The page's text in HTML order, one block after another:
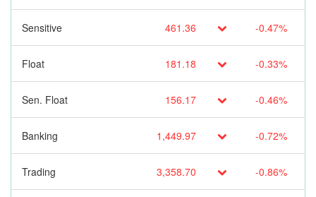
Sensitive 461.36 -0.47%
Float 181.18 -0.33%
Sen. Float 156.17 -0.46%
Banking 1,449.97 -0.72%
Trading 3,358.70 -0.86%